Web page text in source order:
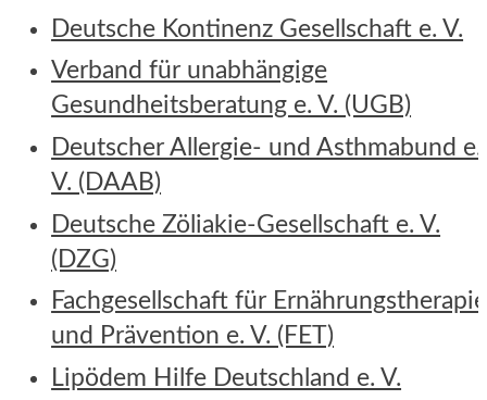
Deutsche Kontinenz Gesellschaft e. V.
Verband für unabhängige
Gesundheitsberatung e. V. (UGB)
Deutscher Allergie- und Asthmabund e.
V. (DAAB)
Deutsche Zöliakie-Gesellschaft e. V.
(DZG)
Fachgesellschaft für Ernährungstherapie
und Prävention e. V. (FET)
Lipödem Hilfe Deutschland e. V.